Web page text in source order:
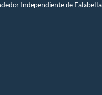
Independiente de Falabella